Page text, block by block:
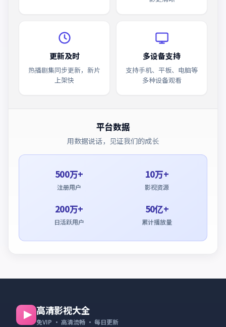
更新及时
热播剧集同步更新，新片
上架快
多设备支持
支持手机、平板、电脑等
多种设备观看
平台数据
用数据说话，见证我们的成长
500万+
注册用户
10万+
影视资源
200万+
日活跃用户
50亿+
累计播放量
高清影视大全
免VIP · 高清流畅 · 每日更新